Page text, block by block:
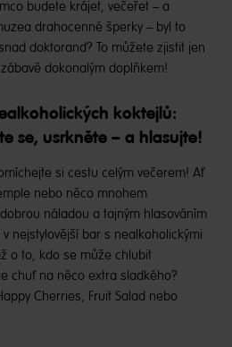
budete krájet, večeřet – a
drahocenné šperky – byl to
doktorand? To můžete zjistit jen
dokonalým doplňkem!
koktejlů:
se, usrkněte – a hlasujte!
si cestu celým večerem! Ať
nebo něco mnohem
náladou a tajným hlasováním
nejstylovější bar s nealkoholickými
o to, kdo se může chlubit
chuť na něco extra sladkého?
Cherries, Fruit Salad nebo